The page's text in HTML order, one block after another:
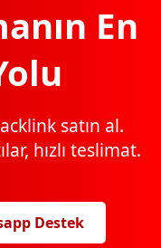
En
satın al.
hızlı teslimat.
Destek